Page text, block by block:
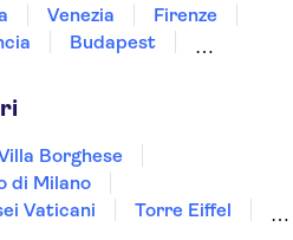
Venezia
Firenze
Budapest
Borghese
di Milano
Vaticani
Torre Eiffel